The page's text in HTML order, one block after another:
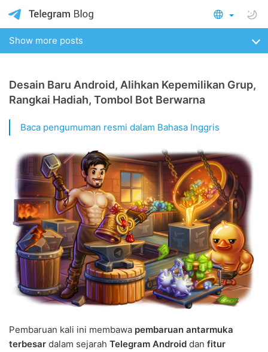
Show more posts
Desain Baru Android, Alihkan Kepemilikan Grup,
Rangkai Hadiah, Tombol Bot Berwarna
Baca pengumuman resmi dalam Bahasa Inggris
Pembaruan kali ini membawa pembaruan antarmuka
terbesar dalam sejarah Telegram Android dan fitur